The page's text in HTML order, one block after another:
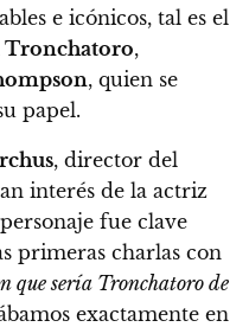
e icónicos, tal es el
Tronchatoro,
, quien se
papel.
, director del
interés de la actriz
fue clave
primeras charlas con
que sería Tronchatoro de
exactamente en